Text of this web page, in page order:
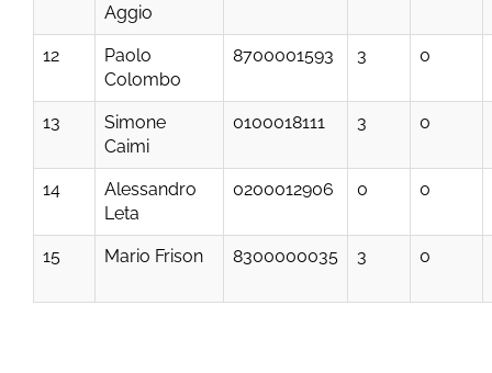
Aggio
12
Paolo
Colombo
8700001593 3 0
13
Simone
Caimi
0100018111 3 0
14
Alessandro
Leta
0200012906 0 0
15 Mario Frison 8300000035 3 0